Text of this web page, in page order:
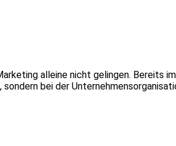
alleine nicht gelingen. Bereits
bei der